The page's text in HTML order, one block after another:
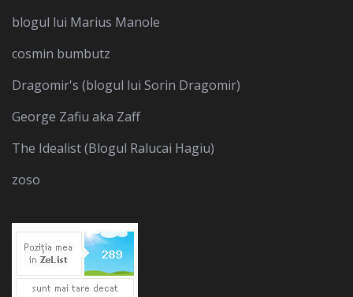
blogul lui Marius Manole
cosmin bumbutz
Dragomir's (blogul lui Sorin Dragomir)
George Zafiu aka Zaff
The Idealist (Blogul Ralucai Hagiu)
zoso